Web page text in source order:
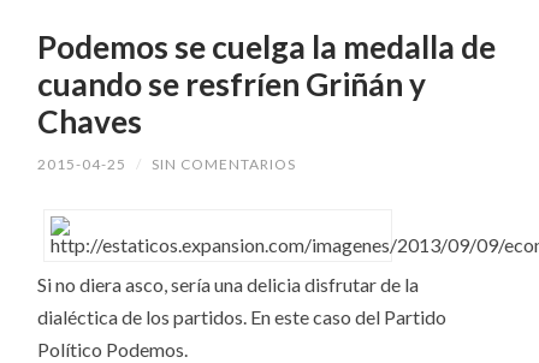
Podemos se cuelga la medalla de
cuando se resfríen Griñán y
Chaves
2015-04-25 / SIN COMENTARIOS
Si no diera asco, sería una delicia disfrutar de la
dialéctica de los partidos. En este caso del Partido
Político Podemos.